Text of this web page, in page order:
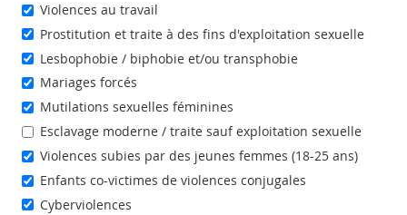
Violences au travail
Prostitution et traite à des fins d'exploitation sexuelle
Lesbophobie / biphobie et/ou transphobie
Mariages forcés
Mutilations sexuelles féminines
Esclavage moderne / traite sauf exploitation sexuelle
Violences subies par des jeunes femmes (18-25 ans)
Enfants co-victimes de violences conjugales
Cyberviolences